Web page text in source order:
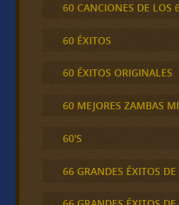
60 CANCIONES DE LOS
60 ÉXITOS
60 ÉXITOS ORIGINALES
60 MEJORES ZAMBAS
60'S
66 GRANDES ÉXITOS